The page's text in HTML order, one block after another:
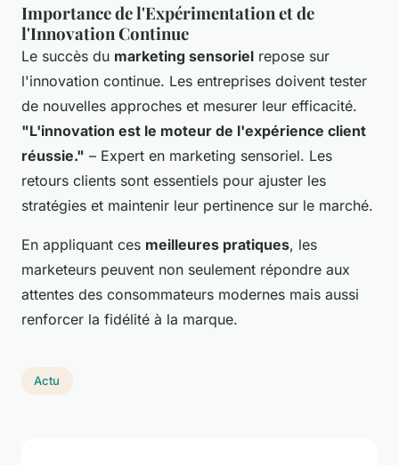
Importance de l'Expérimentation et de
l'Innovation Continue
Le succès du marketing sensoriel repose sur
l'innovation continue. Les entreprises doivent tester
de nouvelles approches et mesurer leur efficacité.
"L'innovation est le moteur de l'expérience client
réussie." – Expert en marketing sensoriel. Les
retours clients sont essentiels pour ajuster les
stratégies et maintenir leur pertinence sur le marché.
En appliquant ces meilleures pratiques, les
marketeurs peuvent non seulement répondre aux
attentes des consommateurs modernes mais aussi
renforcer la fidélité à la marque.
Actu